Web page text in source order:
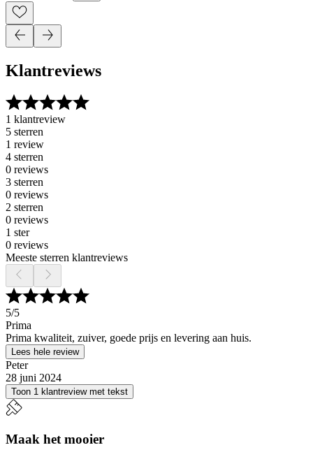
Klantreviews
1 klantreview
5 sterren
1 review
4 sterren
0 reviews
3 sterren
0 reviews
2 sterren
0 reviews
1 ster
0 reviews
Meeste sterren klantreviews
5/5
Prima
Prima kwaliteit, zuiver, goede prijs en levering aan huis.
Lees hele review
Peter
28 juni 2024
Toon 1 klantreview met tekst
Maak het mooier